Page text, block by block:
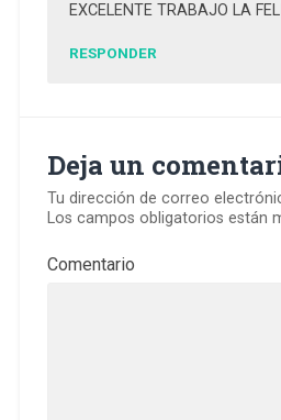
EXCELENTE TRABAJO LA
RESPONDER
Deja un
Tu dirección de correo
Los campos obligatorios están
Comentario